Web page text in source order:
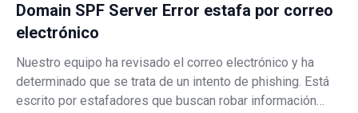
Domain SPF Server Error estafa por correo
electrónico
Nuestro equipo ha revisado el correo electrónico y ha
determinado que se trata de un intento de phishing. Está
escrito por estafadores que buscan robar información